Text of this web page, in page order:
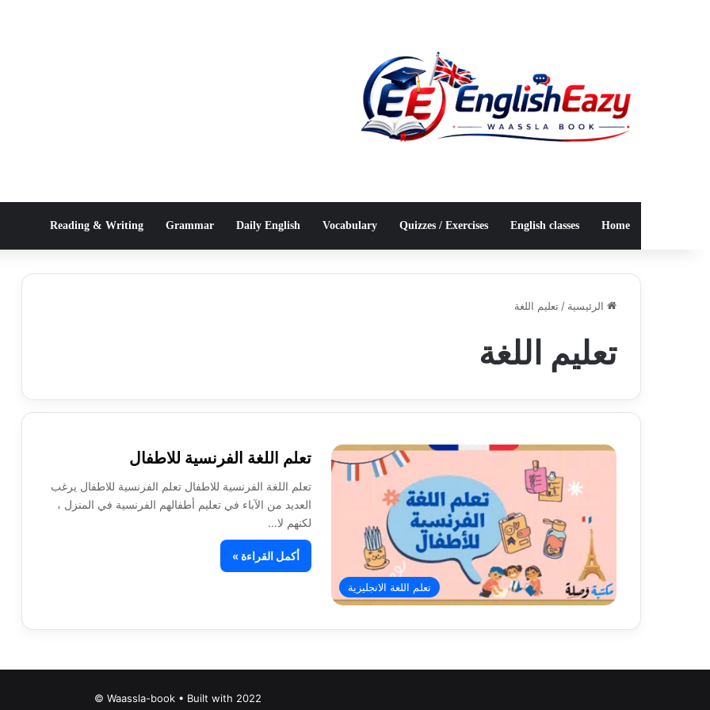
Home
English classes
Quizzes / Exercises
Vocabulary
Daily English
Grammar
Reading & Writing
الرئيسية / تعليم اللغة
تعليم اللغة
تعلم اللغة الانجليزية
تعلم اللغة الفرنسية للاطفال
تعلم اللغة الفرنسية للاطفال تعلم الفرنسية للاطفال يرغب
العديد من الآباء في تعليم أطفالهم الفرنسية في المنزل ،
لكنهم لا…
أكمل القراءة »
Waassla-book • Built with 2022 ©